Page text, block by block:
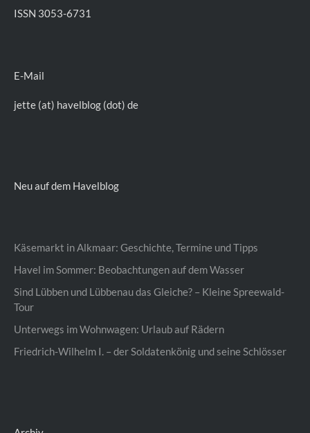
ISSN 3053-6731
E-Mail
jette (at) havelblog (dot) de
Neu auf dem Havelblog
Käsemarkt in Alkmaar: Geschichte, Termine und Tipps
Havel im Sommer: Beobachtungen auf dem Wasser
Sind Lübben und Lübbenau das Gleiche? – Kleine Spreewald-
Tour
Unterwegs im Wohnwagen: Urlaub auf Rädern
Friedrich-Wilhelm I. – der Soldatenkönig und seine Schlösser